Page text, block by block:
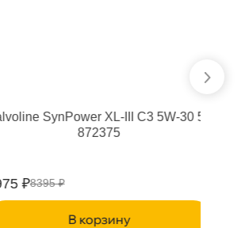
SynPower XL-III C3 5W-30 5л
872375
8395 ₽
корзину